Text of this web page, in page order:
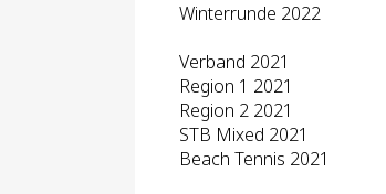
Winterrunde 2022
Verband 2021
Region 1 2021
Region 2 2021
STB Mixed 2021
Beach Tennis 2021